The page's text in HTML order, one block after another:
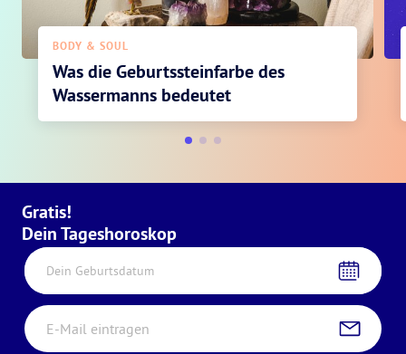
BODY & SOUL
Was die Geburtssteinfarbe des
Wassermanns bedeutet
Gratis!
Dein Tageshoroskop
Dein Geburtsdatum